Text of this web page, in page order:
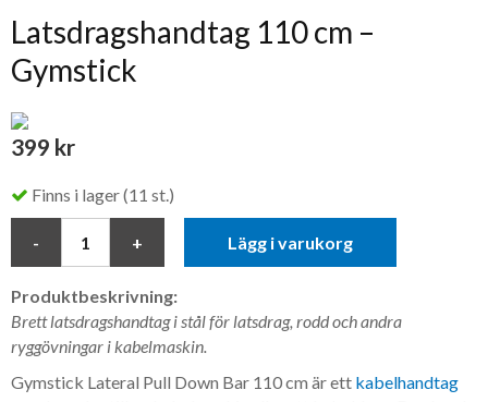
Latsdragshandtag 110 cm –
Gymstick
399 kr
Finns i lager (11 st.)
Lägg i varukorg
Produktbeskrivning:
Brett latsdragshandtag i stål för latsdrag, rodd och andra
ryggövningar i kabelmaskin.
Gymstick Lateral Pull Down Bar 110 cm är ett kabelhandtag